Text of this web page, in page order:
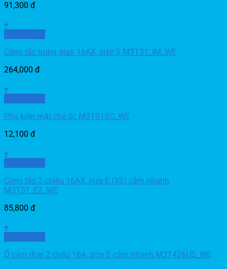
91,300 đ
+
Công tắc trung gian 16AX, size S M3T31_IM_WE
264,000 đ
+
Phụ kiện mặt che ốc M3T01SC_WE
12,100 đ
+
Công tắc 2 chiều 16AX, size E (3S) cắm nhanh
M3T31_E2_WE
85,800 đ
+
Ổ cắm đơn 2 chấu 16A, size S cắm nhanh M3T426US_WE